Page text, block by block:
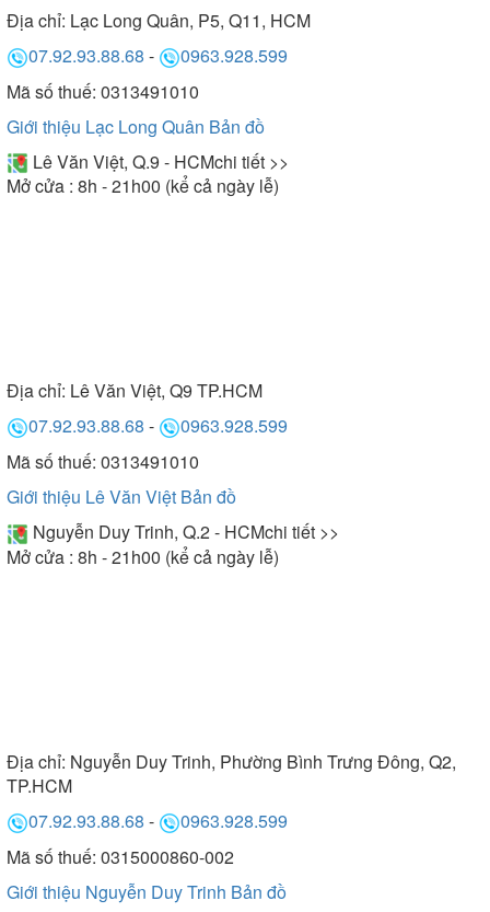
Địa chỉ: Lạc Long Quân, P5, Q11, HCM
07.92.93.88.68 -
0963.928.599
Mã số thuế: 0313491010
Giới thiệu Lạc Long Quân Bản đồ
Lê Văn Việt, Q.9 - HCMchi tiết >>
Mở cửa : 8h - 21h00 (kể cả ngày lễ)
Địa chỉ: Lê Văn Việt, Q9 TP.HCM
07.92.93.88.68 -
0963.928.599
Mã số thuế: 0313491010
Giới thiệu Lê Văn Việt Bản đồ
Nguyễn Duy Trinh, Q.2 - HCMchi tiết >>
Mở cửa : 8h - 21h00 (kể cả ngày lễ)
Địa chỉ: Nguyễn Duy Trinh, Phường Bình Trưng Đông, Q2,
TP.HCM
07.92.93.88.68 -
0963.928.599
Mã số thuế: 0315000860-002
Giới thiệu Nguyễn Duy Trinh Bản đồ